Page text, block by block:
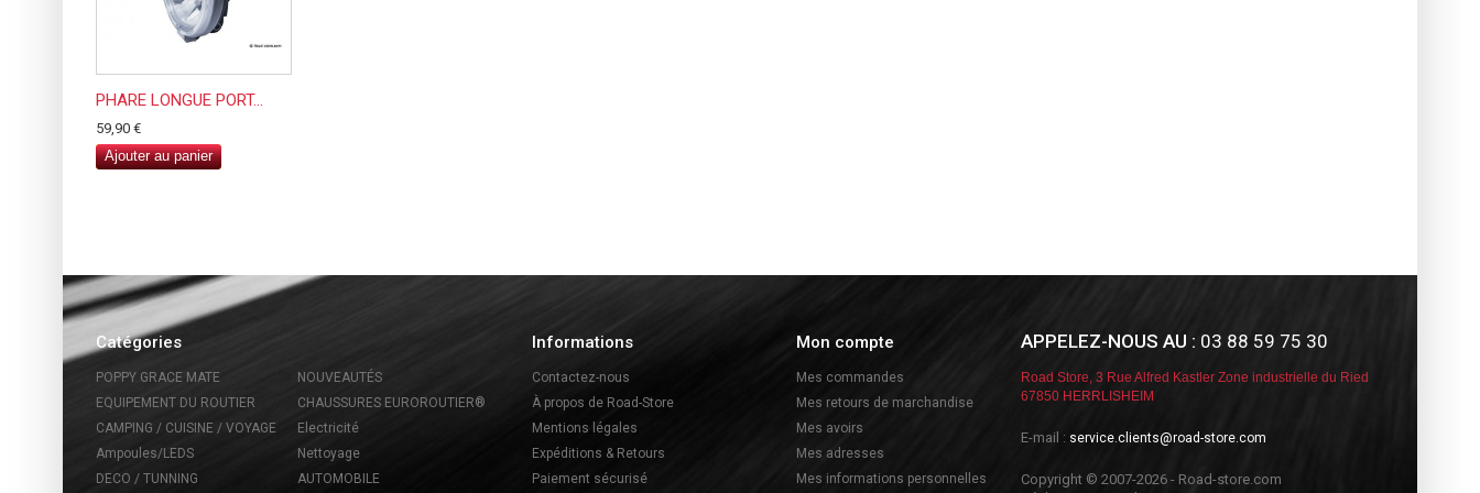
PHARE LONGUE PORT...
59,90 €
Ajouter au panier
Catégories
POPPY GRACE MATE
NOUVEAUTÉS
EQUIPEMENT DU ROUTIER
CHAUSSURES EUROROUTIER®
CAMPING / CUISINE / VOYAGE
Electricité
Ampoules/LEDS
Nettoyage
DECO / TUNNING
AUTOMOBILE
Informations
Contactez-nous
À propos de Road-Store
Mentions légales
Expéditions & Retours
Paiement sécurisé
Mon compte
Mes commandes
Mes retours de marchandise
Mes avoirs
Mes adresses
Mes informations personnelles
APPELEZ-NOUS AU : 03 88 59 75 30
Road Store, 3 Rue Alfred Kastler Zone industrielle du Ried
67850 HERRLISHEIM
E-mail : service.clients@road-store.com
Copyright © 2007-2026 - Road-store.com